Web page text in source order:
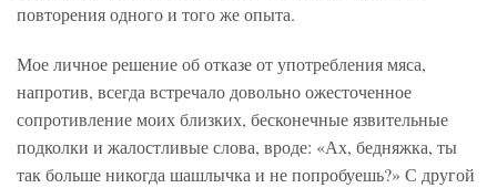
повторения одного и того же опыта.
Мое личное решение об отказе от употребления мяса,
напротив, всегда встречало довольно ожесточенное
сопротивление моих близких, бесконечные язвительные
подколки и жалостливые слова, вроде: «Ах, бедняжка, ты
так больше никогда шашлычка и не попробуешь?» С другой